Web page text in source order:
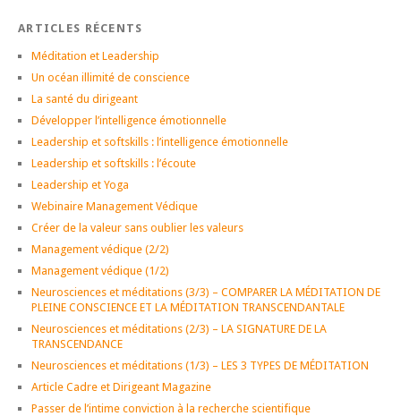
ARTICLES RÉCENTS
Méditation et Leadership
Un océan illimité de conscience
La santé du dirigeant
Développer l’intelligence émotionnelle
Leadership et softskills : l’intelligence émotionnelle
Leadership et softskills : l’écoute
Leadership et Yoga
Webinaire Management Védique
Créer de la valeur sans oublier les valeurs
Management védique (2/2)
Management védique (1/2)
Neurosciences et méditations (3/3) – COMPARER LA MÉDITATION DE
PLEINE CONSCIENCE ET LA MÉDITATION TRANSCENDANTALE
Neurosciences et méditations (2/3) – LA SIGNATURE DE LA
TRANSCENDANCE
Neurosciences et méditations (1/3) – LES 3 TYPES DE MÉDITATION
Article Cadre et Dirigeant Magazine
Passer de l’intime conviction à la recherche scientifique